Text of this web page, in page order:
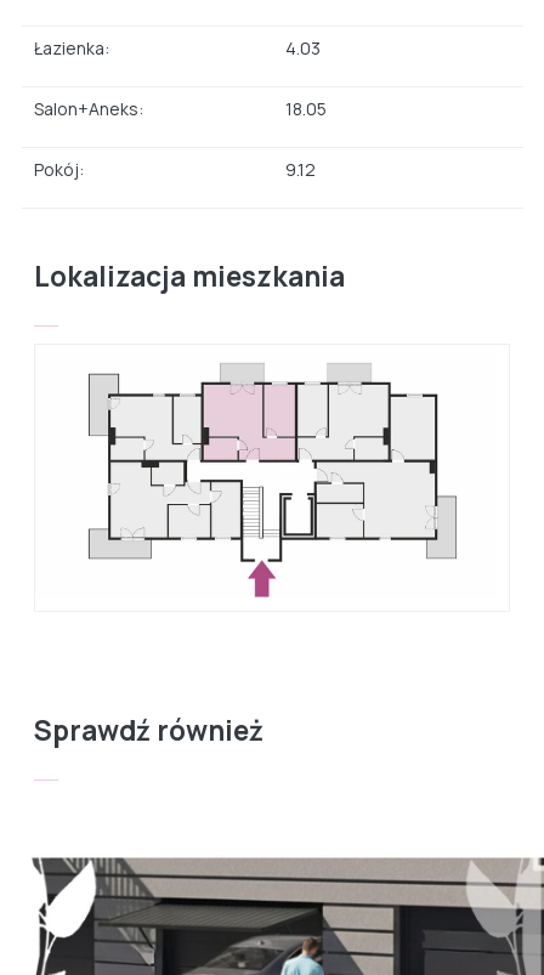
Łazienka: 4.03
Salon+Aneks: 18.05
Pokój: 9.12
Lokalizacja mieszkania
Sprawdź również